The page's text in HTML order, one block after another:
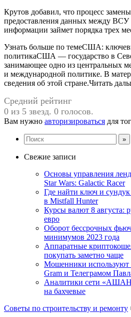
Крутов добавил, что процесс
предоставления данных между
информации займет порядка трех
Узнать больше по темеСША:
политикаСША — государство в
занимающее одно из центральных
и международной политике. В
сведения об этой стране.Читать
Средний рейтинг
0 из 5 звезд. 0 голосов.
Вам нужно авторизироваться для
Свежие записи
Основы управления
Star Wars: Galactic Racer
Где найти ключ и
в Mistfall Hunter
Курсы валют 8 августа:
евро
Оборот бессрочных
минимумов 2023 года
Аппаратные
покупать заметно чаще
Мошенники используют
Gram и Телеграмом
Аналитики сети
на бахчевые
Советы по строительству и ремонту